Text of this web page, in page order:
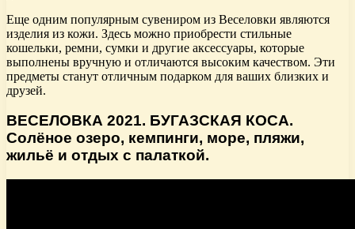
Еще одним популярным сувениром из Веселовки являются
изделия из кожи. Здесь можно приобрести стильные
кошельки, ремни, сумки и другие аксессуары, которые
выполнены вручную и отличаются высоким качеством. Эти
предметы станут отличным подарком для ваших близких и
друзей.
ВЕСЕЛОВКА 2021. БУГАЗСКАЯ КОСА.
Солёное озеро, кемпинги, море, пляжи,
жильё и отдых с палаткой.